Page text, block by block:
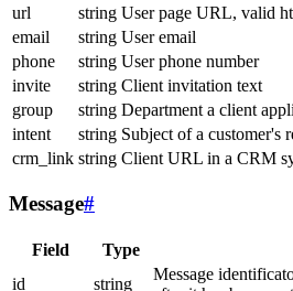
url
string User page URL, valid
email
string User email
phone
string User phone number
invite
string Client invitation text
group
string Department a client
intent
string Subject of a customer's
crm_link string Client URL in a CRM
Message#
Field Type
id
string
Message